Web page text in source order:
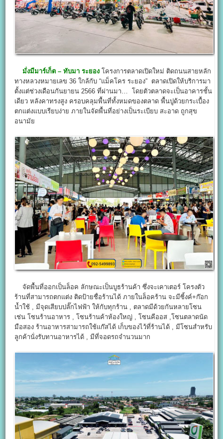
มั่งมีมาร์เก็ต – ทับมา ระยอง โครงการตลาดเปิดใหม่ ติดถนนสายหลัก
ทางหลวงหมายเลข 36 ใกล้กับ “แม็คโคร ระยอง” ตลาดเปิดให้บริการมา
ตั้งแต่ช่วงเดือนกันยายน 2566 ที่ผ่านมา… โดยตัวตลาดจะเป็นอาคารชั้น
เดียว หลังคาทรงสูง ครอบคลุมพื้นที่ทั้งหมดของตลาด พื้นปูด้วยกระเบื้อง
ตกแต่งแบบเรียบง่าย ภายในจัดพื้นที่อย่างเป็นระเบียบ สะอาด ถูกสุข
อนามัย
จัดพื้นที่ออกเป็นล็อค ลักษณะเป็นบูธร้านค้า ซึ่งจะเคาเตอร์ โครงตัว
ร้านที่สามารถตกแต่ง ติดป้ายชื่อร้านได้ ภายในล็อคร้าน จะมีซิ้งค์+ก๊อก
น้ำใช้ , มีจุดเสียบปลั๊กไฟฟ้า ให้กับทุกร้าน , ตลาดมีด้วยกันหลายโซน
เช่น โซนร้านอาหาร , โซนร้านค้าห้องใหญ่ , โซนคีออส ,โซนตลาดนัด
มือสอง ร้านอาหารสามารถใช้แก๊สได้ เก็บของไว้ที่ร้านได้ , มีโซนสำหรับ
ลูกค้านั่งรับทานอาหารได้ , มีที่จอดรถจำนวนมาก